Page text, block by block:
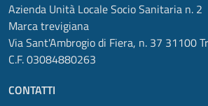
Azienda Unità Locale Socio Sanitaria n. 2
Marca trevigiana
Via Sant'Ambrogio di Fiera, n. 37 31100
C.F. 03084880263
CONTATTI